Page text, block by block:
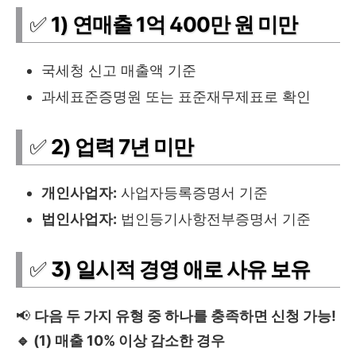
✅1) 연매출 1억 400만 원 미만
국세청 신고 매출액 기준
과세표준증명원 또는 표준재무제표로 확인
✅2) 업력 7년 미만
개인사업자: 사업자등록증명서 기준
법인사업자: 법인등기사항전부증명서 기준
✅3) 일시적 경영 애로 사유 보유
📢 다음 두 가지 유형 중 하나를 충족하면 신청 가능!
🔹 (1) 매출 10% 이상 감소한 경우